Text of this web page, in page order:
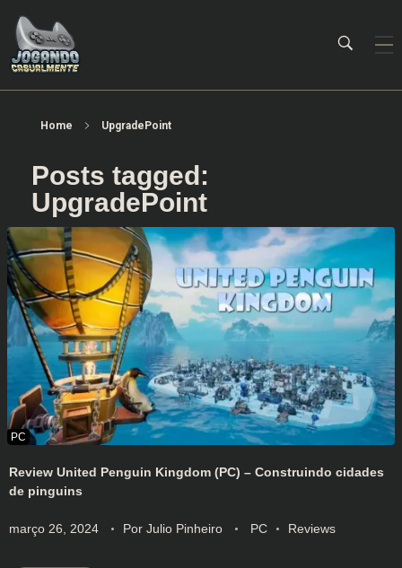
Home UpgradePoint
Posts tagged:
UpgradePoint
Review United Penguin Kingdom (PC) – Construindo cidades
de pinguins
março 26, 2024 Por Julio Pinheiro PC Reviews